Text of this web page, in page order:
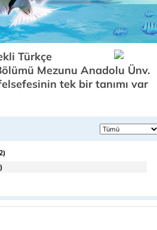
Türkçe
Mezunu Anadolu Ünv.
tek bir tanımı var